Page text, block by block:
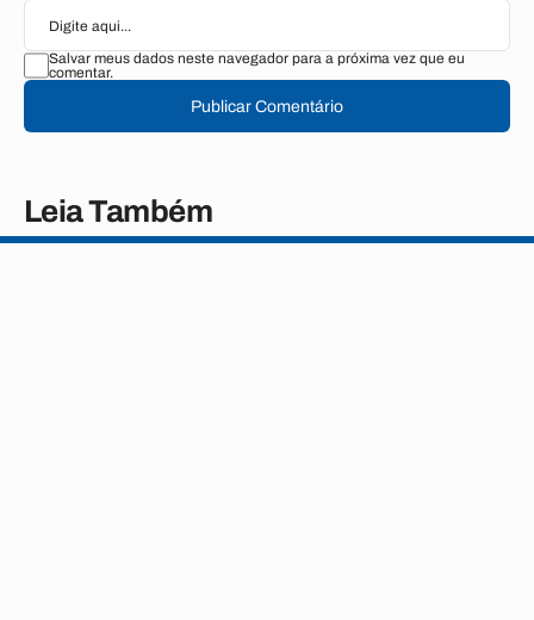
Salvar meus dados neste navegador para a próxima vez que eu
comentar.
Publicar Comentário
Leia Também